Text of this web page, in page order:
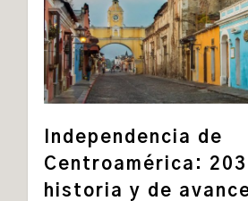
Independencia de
Centroamérica:
historia y de